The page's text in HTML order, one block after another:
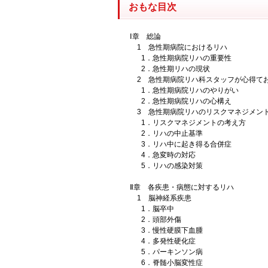
おもな目次
Ⅰ章 総論
1 急性期病院におけるリハ
1．急性期病院リハの重要性
2．急性期リハの現状
2 急性期病院リハ科スタッフが心得て
1．急性期病院リハのやりがい
2．急性期病院リハの心構え
3 急性期病院リハのリスクマネジメント
1．リスクマネジメントの考え方
2．リハの中止基準
3．リハ中に起き得る合併症
4．急変時の対応
5．リハの感染対策
Ⅱ章 各疾患・病態に対するリハ
1 脳神経系疾患
1．脳卒中
2．頭部外傷
3．慢性硬膜下血腫
4．多発性硬化症
5．パーキンソン病
6．脊髄小脳変性症